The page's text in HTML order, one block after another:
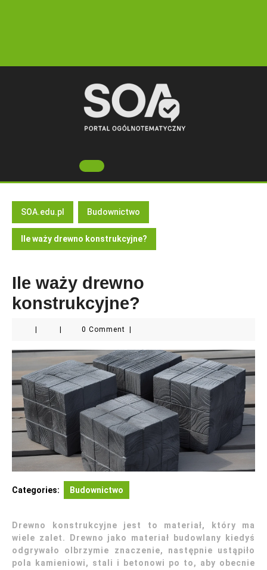
Open
Button
SOA.edu.pl Budownictwo
Ile waży drewno konstrukcyjne?
Ile waży drewno
konstrukcyjne?
0 Comment
Categories: Budownictwo
Drewno konstrukcyjne jest to materiał, który ma
wiele zalet. Drewno jako materiał budowlany kiedyś
odgrywało olbrzymie znaczenie, następnie ustąpiło
pola kamieniowi, stali i betonowi po to, aby obecnie